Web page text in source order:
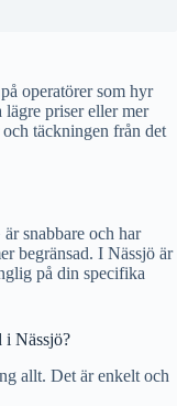
operatörer som hyr
priser eller mer
täckningen från det
snabbare och har
begränsad. I Nässjö är
på din specifika
i Nässjö?
allt. Det är enkelt och